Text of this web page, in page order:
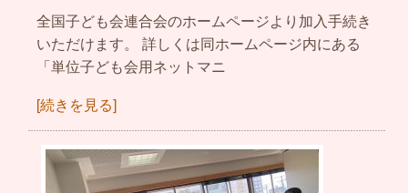
全国子ども会連合会のホームページより加入手続き
いただけます。 詳しくは同ホームページ内にある
「単位子ども会用ネットマニ
[続きを見る]